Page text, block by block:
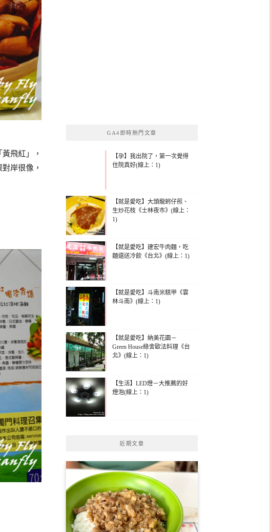
飛紅」，
岸很像，
GA4即時熱門文章
【孕】我出院了，第一次覺得
住院真好(線上：1)
【就是愛吃】大頭龍蚵仔煎、
生炒花枝《士林夜市》(線上：
1)
【就是愛吃】建宏牛肉麵，吃
麵還送冷飲《台北》(線上：1)
【就是愛吃】斗南米糕甲《雲
林斗南》(線上：1)
【就是愛吃】納美花園－
Green House綠舍歐法料理《台
北》(線上：1)
【生活】LED燈－大推薦的好
燈泡(線上：1)
近期文章